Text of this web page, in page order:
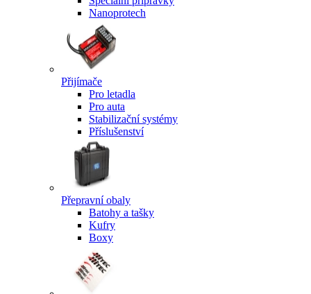
Nanoprotech
Přijímače
Pro letadla
Pro auta
Stabilizační systémy
Příslušenství
Přepravní obaly
Batohy a tašky
Kufry
Boxy